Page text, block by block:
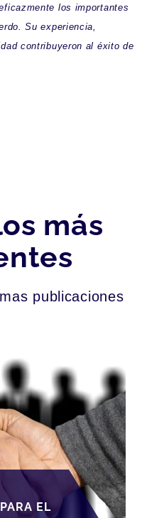
los importantes
Su experiencia,
contribuyeron al éxito de
más
publicaciones
EL